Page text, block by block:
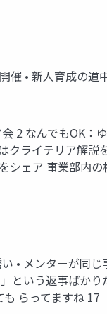
催 • 新人育成の
2 なんでもOK：
ライテリア解説
シェア 事業部内
• メンターが同
という返事ばかり
らってますね 17